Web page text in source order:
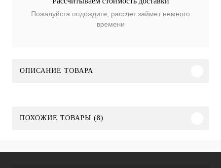
Пожалуйста подождите, рассчет займет немного
времени
ОПИСАНИЕ ТОВАРА
ПОХОЖИЕ ТОВАРЫ (8)